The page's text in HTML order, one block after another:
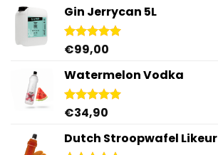
Gin Jerrycan 5L
Gewaardeerd
€99,00
Watermelon Vodka
Gewaardeerd
€34,90
Dutch Stroopwafel Likeur